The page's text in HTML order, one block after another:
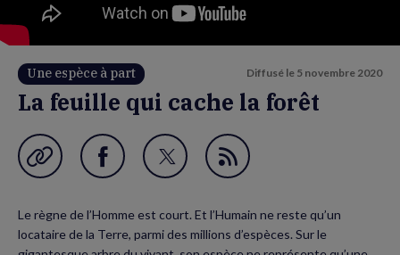
Une espèce à part Diffusé le 5 novembre 2020
La feuille qui cache la forêt
Garder en favori
Partager
Facebook
(nouvelle
Partager
Twitter
(nouvelle
Flux
Le règne de l’Homme est court. Et l’Humain ne reste qu’un
locataire de la Terre, parmi des millions d’espèces. Sur le